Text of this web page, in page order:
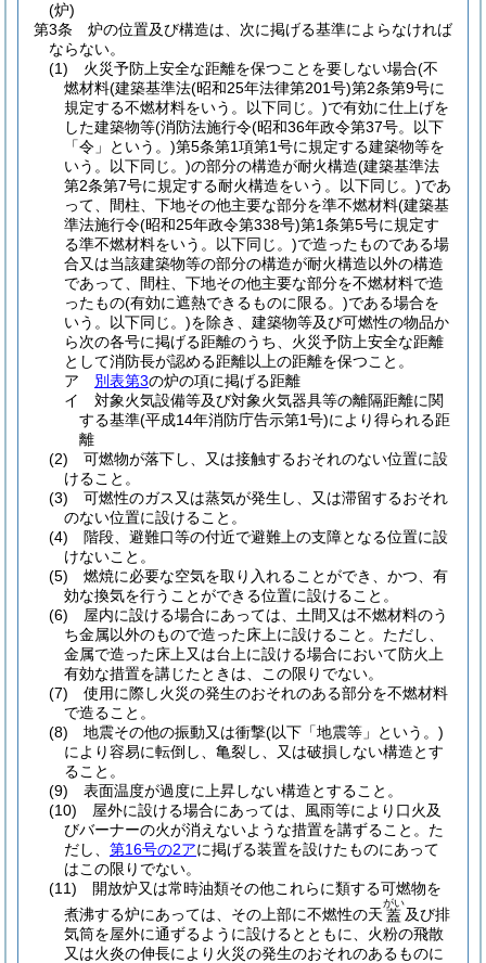
(炉)
第3条
炉の位置及び構造は、次に掲げる基準によらなければ
ならない。
(1)
火災予防上安全な距離を保つことを要しない場合(不
燃材料(建築基準法(昭和25年法律第201号)第2条第9号に
規定する不燃材料をいう。以下同じ。)で有効に仕上げを
した建築物等(消防法施行令(昭和36年政令第37号。以下
「令」という。)第5条第1項第1号に規定する建築物等を
いう。以下同じ。)の部分の構造が耐火構造(建築基準法
第2条第7号に規定する耐火構造をいう。以下同じ。)であ
って、間柱、下地その他主要な部分を準不燃材料(建築基
準法施行令(昭和25年政令第338号)第1条第5号に規定す
る準不燃材料をいう。以下同じ。)で造ったものである場
合又は当該建築物等の部分の構造が耐火構造以外の構造
であって、間柱、下地その他主要な部分を不燃材料で造
ったもの(有効に遮熱できるものに限る。)である場合を
いう。以下同じ。)を除き、建築物等及び可燃性の物品か
ら次の各号に掲げる距離のうち、火災予防上安全な距離
として消防長が認める距離以上の距離を保つこと。
ア
別表第3の炉の項に掲げる距離
イ
対象火気設備等及び対象火気器具等の離隔距離に関
する基準(平成14年消防庁告示第1号)により得られる距
離
(2)
可燃物が落下し、又は接触するおそれのない位置に設
けること。
(3)
可燃性のガス又は蒸気が発生し、又は滞留するおそれ
のない位置に設けること。
(4)
階段、避難口等の付近で避難上の支障となる位置に設
けないこと。
(5)
燃焼に必要な空気を取り入れることができ、かつ、有
効な換気を行うことができる位置に設けること。
(6)
屋内に設ける場合にあっては、土間又は不燃材料のう
ち金属以外のもので造った床上に設けること。 ただし、
金属で造った床上又は台上に設ける場合において防火上
有効な措置を講じたときは、この限りでない。
(7)
使用に際し火災の発生のおそれのある部分を不燃材料
で造ること。
(8)
地震その他の振動又は衝撃(以下「地震等」という。)
により容易に転倒し、亀裂し、又は破損しない構造とす
ること。
(9)
表面温度が過度に上昇しない構造とすること。
(10)
屋外に設ける場合にあっては、風雨等により口火及
びバーナーの火が消えないような措置を講ずること。 た
だし、 第16号の2アに掲げる装置を設けたものにあって
はこの限りでない。
(11)
開放炉又は常時油類その他これらに類する可燃物を
煮沸する炉にあっては、その上部に不燃性の天 蓋
がい
及び排
気筒を屋外に通ずるように設けるとともに、火粉の飛散
又は火炎の伸長により火災の発生のおそれのあるものに